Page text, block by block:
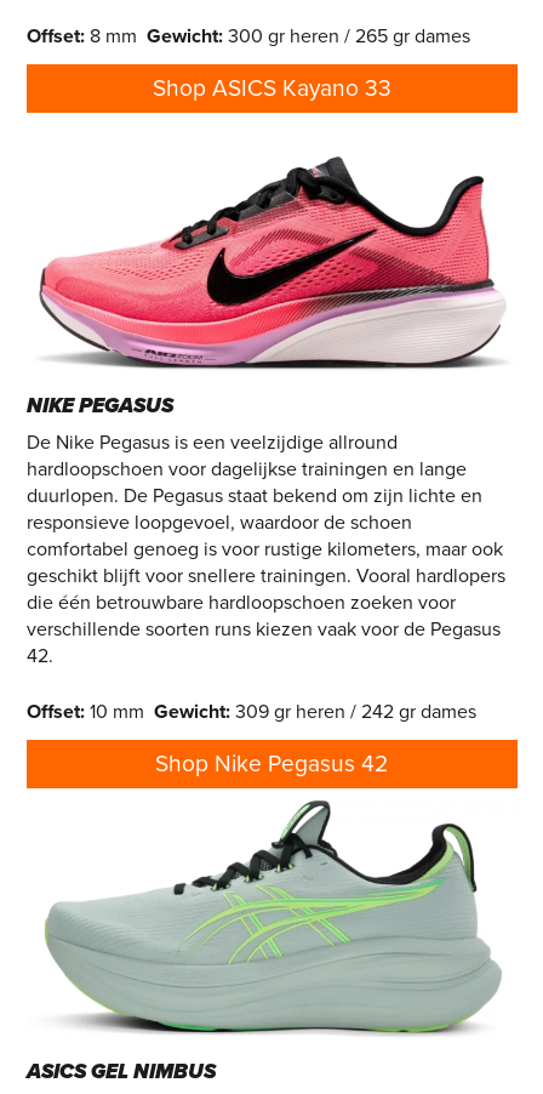
Offset: 8 mm Gewicht:300 gr heren / 265 gr dames
Shop ASICS Kayano 33
NIKE PEGASUS
De Nike Pegasus is een veelzijdige allround
hardloopschoen voor dagelijkse trainingen en lange
duurlopen. De Pegasus staat bekend om zijn lichte en
responsieve loopgevoel, waardoor de schoen
comfortabel genoeg is voor rustige kilometers, maar ook
geschikt blijft voor snellere trainingen. Vooral hardlopers
die één betrouwbare hardloopschoen zoeken voor
verschillende soorten runs kiezen vaak voor de Pegasus
42.
Offset:10 mm Gewicht:309 gr heren / 242 gr dames
Shop Nike Pegasus 42
ASICS GEL NIMBUS